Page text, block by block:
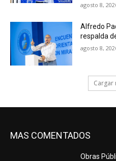
agosto 8,
Alfredo
respalda
agosto 8,
Cargar
MAS COMENTADOS
Obras